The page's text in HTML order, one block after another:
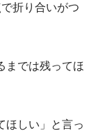
折り合いがつ
までは残ってほ
しい」
と言っ